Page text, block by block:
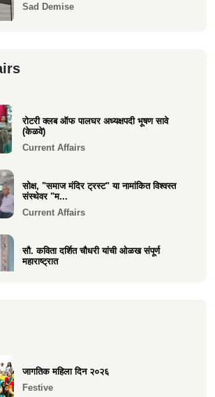
Sad Demise
Sad Demise
रोटरी क्लब ऑफ पालघर अध्यक्षपदी भूषण सावे
(केळवे)
Current Affairs
सोक्ष, "समाज मंदिर ट्रस्ट" या नामांकित विश्वस्त
संस्थेवर "म...
Current Affairs
सौ. कविता दर्शित चौधरी यांची ओळख संपूर्ण
महाराष्ट्रात
चे प्रकाशन
जागतिक महिला दिन २०२६
Festive